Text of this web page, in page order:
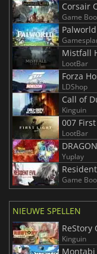
Corsair
Game
Palworld
Mistfall
LootBar
Forza
LDShop
Call of
Kinguin
007
LootBar
Yuplay
Game
NIEUWE SPELLEN
ReStory
Kinguin
Montabi